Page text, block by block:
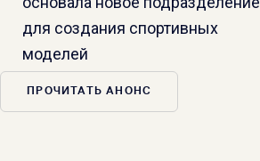
для создания спортивных
моделей
ПРОЧИТАТЬ АНОНС